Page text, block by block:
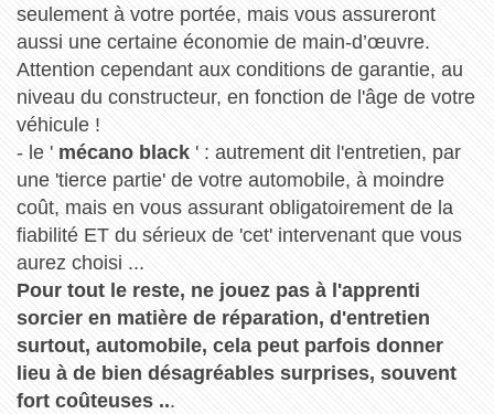
seulement à votre portée, mais vous assureront
aussi une certaine économie de main-d’œuvre.
Attention cependant aux conditions de garantie, au
niveau du constructeur, en fonction de l'âge de votre
véhicule !
- le ' mécano black' : autrement dit l'entretien, par
une 'tierce partie' de votre automobile, à moindre
coût, mais en vous assurant obligatoirement de la
fiabilité ET du sérieux de 'cet' intervenant que vous
aurez choisi ...
Pour tout le reste, ne jouez pas à l'apprenti
sorcier en matière de réparation, d'entretien
surtout, automobile, cela peut parfois donner
lieu à de bien désagréables surprises, souvent
fort coûteuses ...